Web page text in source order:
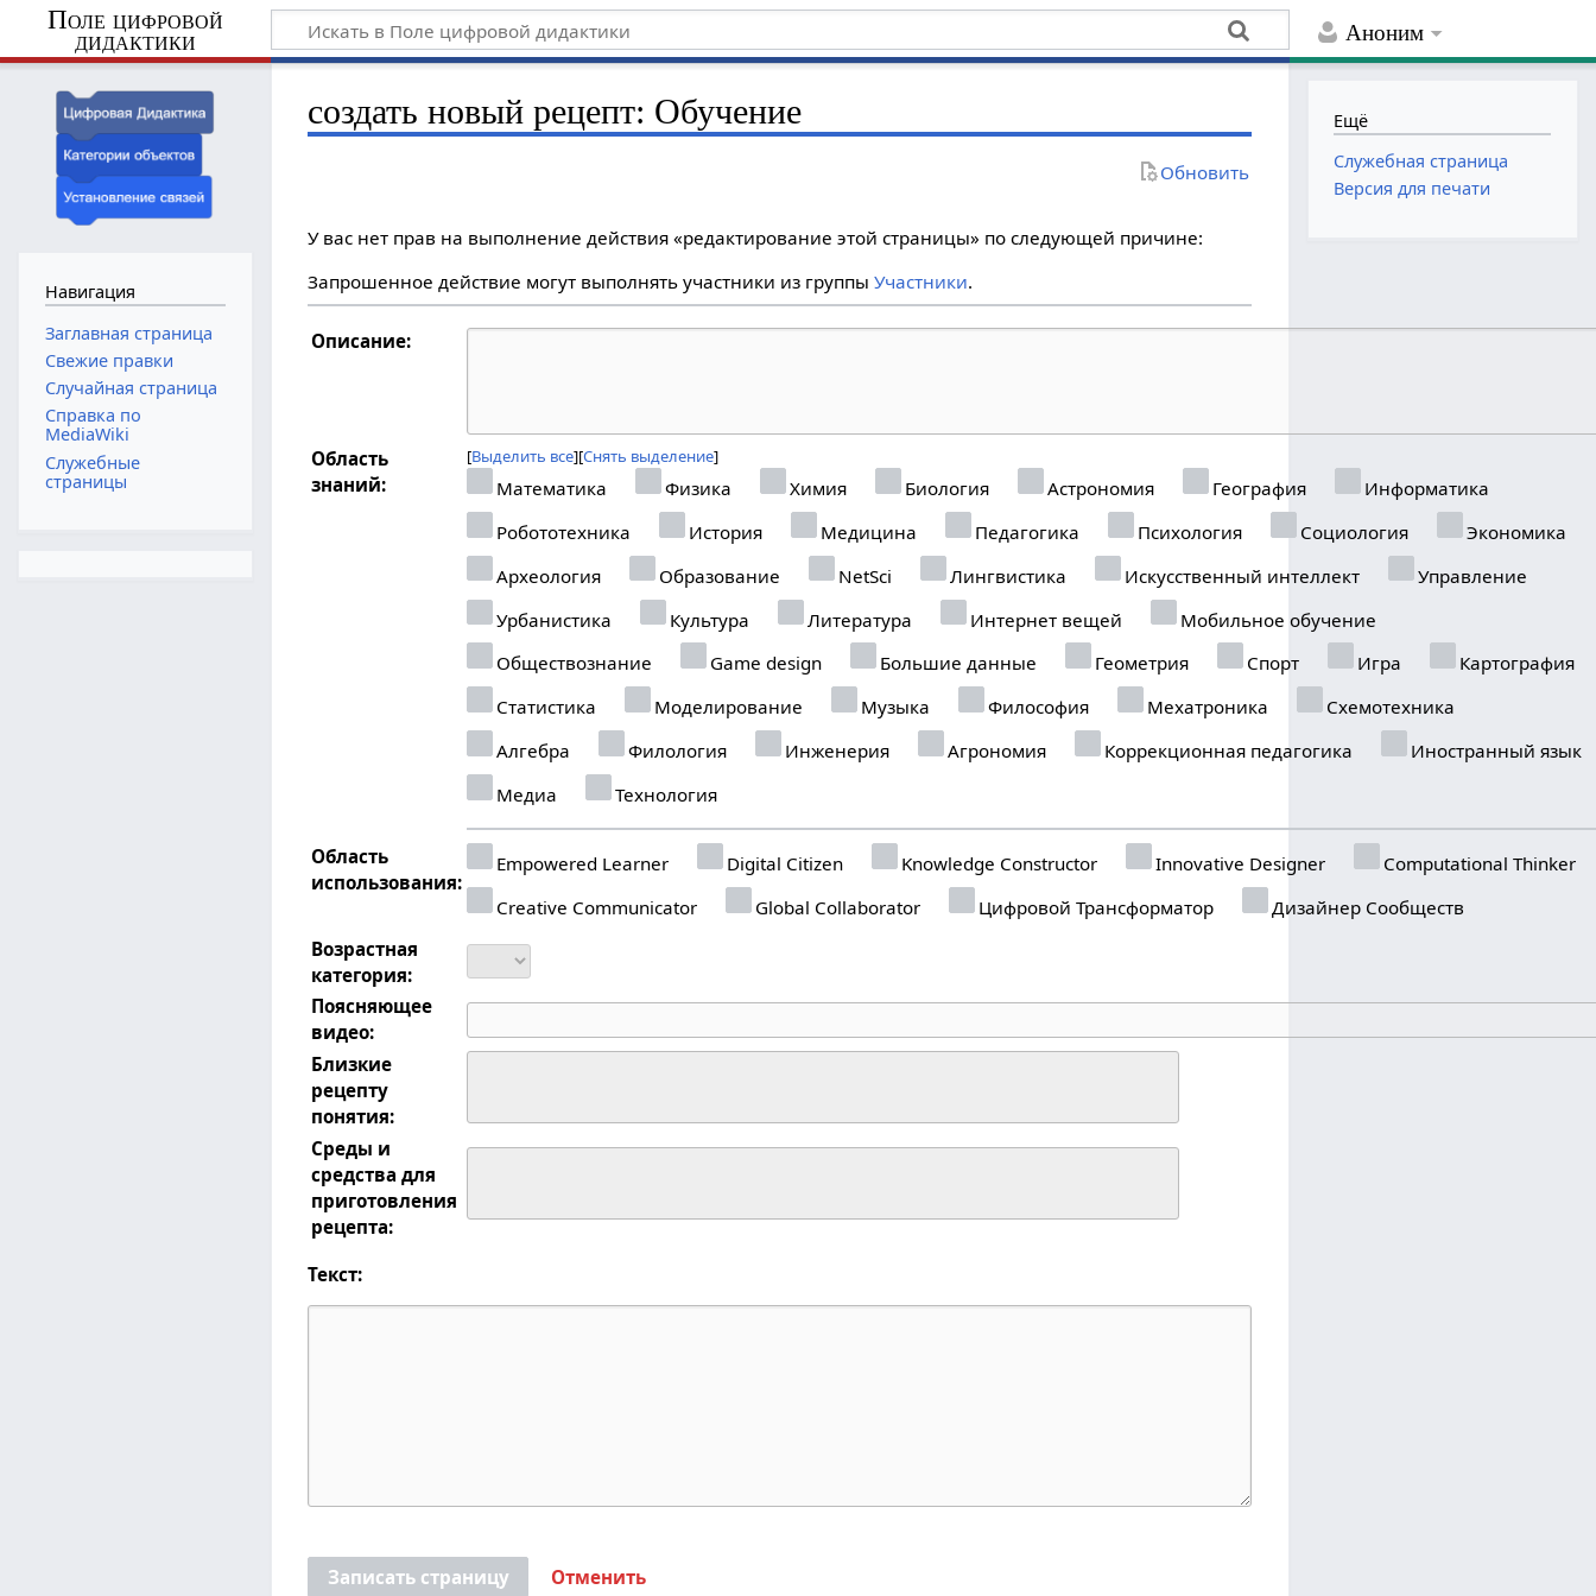
Аноним
Поле цифровой
дидактики
создать новый рецепт: Обучение
Обновить
У вас нет прав на выполнение действия «редактирование этой страницы» по следующей причине:
Запрошенное действие могут выполнять участники из группыУчастники.
Описание:
Область
знаний:
Выделить все Снять выделение
Математика Физика Химия Биология Астрономия География
Информатика
Робототехника
История Медицина Педагогика Психология Социология
Экономика
Археология
Образование NetSci Лингвистика Искусственный интеллект
Управление
Урбанистика
Культура Литература Интернет вещей
Мобильное обучение
Обществознание
Game design Большие данные Геометрия Спорт Игра
Картография
Статистика
Моделирование Музыка Философия Мехатроника
Схемотехника
Алгебра
Филология Инженерия Агрономия Коррекционная педагогика
Иностранный язык
Медиа
Технология
Область
использования:
Empowered Learner Digital Citizen Knowledge Constructor Innovative Designer
Computational Thinker
Creative Communicator
Global Collaborator Цифровой Трансформатор
Дизайнер Сообществ
Возрастная
категория:
Поясняющее
видео:
Близкие
рецепту
понятия:
Среды и
средства для
приготовления
рецепта:
Текст:
Записать страницу Отменить
Навигация
Заглавная страница
Свежие правки
Случайная страница
Справка по
MediaWiki
Служебные
страницы
Ещё
Служебная страница
Версия для печати